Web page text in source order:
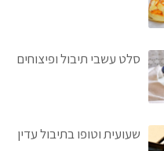
סלט עשבי תיבול ופיצוחים
שעועית וטופו בתיבול עדין